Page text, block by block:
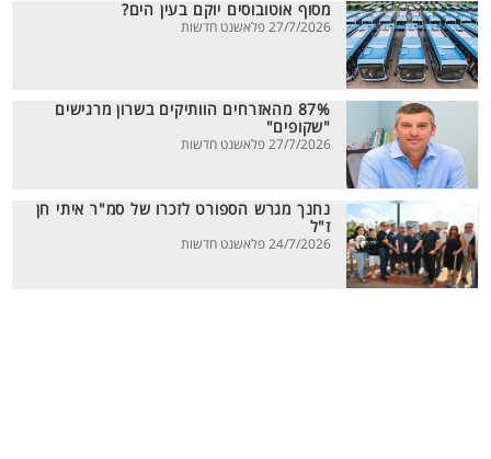
מסוף אוטובוסים יוקם בעין הים?
27/7/2026 פלאשנט חדשות
87% מהאזרחים הוותיקים בשרון מרגישים
"שקופים"
27/7/2026 פלאשנט חדשות
נחנך מגרש הספורט לזכרו של סמ"ר איתי חן
ז"ל
24/7/2026 פלאשנט חדשות